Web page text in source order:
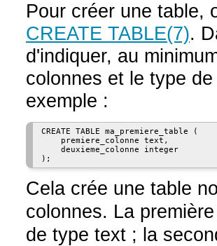
Pour créer une table,
CREATE TABLE(7).
d'indiquer, au
colonnes et le type
exemple :
CREATE TABLE ma_premiere_table (
    premiere_colonne text,
    deuxieme_colonne integer
);
Cela crée une table
colonnes. La
de type text ; la